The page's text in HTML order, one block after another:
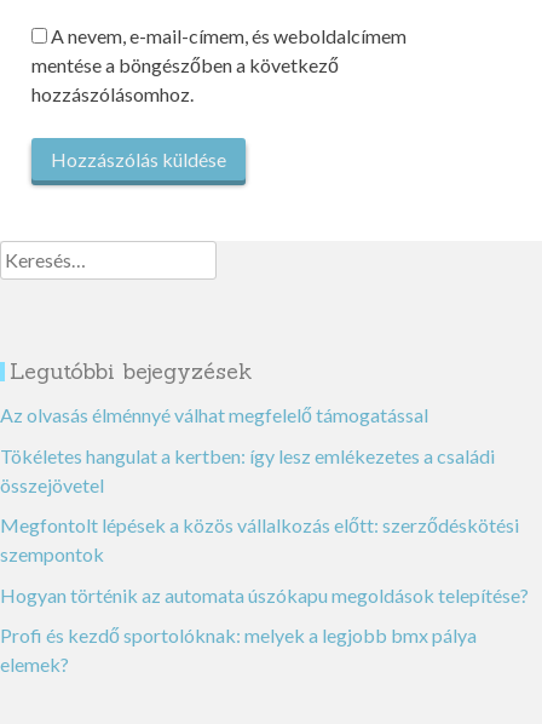
A nevem, e-mail-címem, és weboldalcímem
mentése a böngészőben a következő
hozzászólásomhoz.
Keresés:
Legutóbbi bejegyzések
Az olvasás élménnyé válhat megfelelő támogatással
Tökéletes hangulat a kertben: így lesz emlékezetes a családi
összejövetel
Megfontolt lépések a közös vállalkozás előtt: szerződéskötési
szempontok
Hogyan történik az automata úszókapu megoldások telepítése?
Profi és kezdő sportolóknak: melyek a legjobb bmx pálya
elemek?